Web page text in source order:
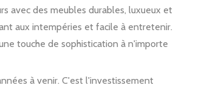
avec des meubles durables, luxueux et
aux intempéries et facile à entretenir.
touche de sophistication à n'importe
à venir. C'est l'investissement